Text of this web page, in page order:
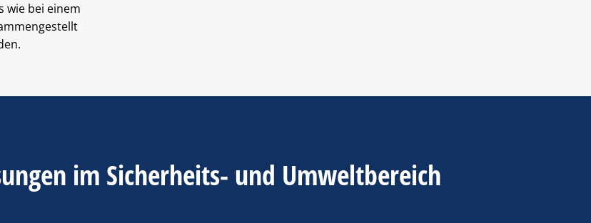
wie bei einem
im Sicherheits- und Umweltbereich